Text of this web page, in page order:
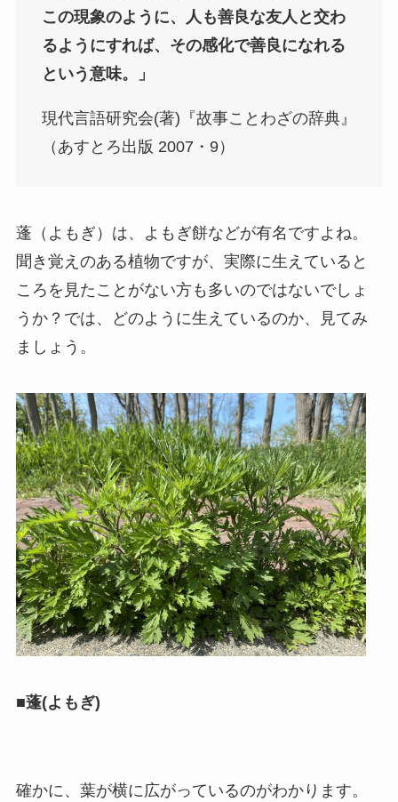
この現象のように、人も善良な友人と交わ
るようにすれば、その感化で善良になれる
という意味。」
現代言語研究会(著)『故事ことわざの辞典』
（あすとろ出版 2007・9）
蓬（よもぎ）は、よもぎ餅などが有名ですよね。
聞き覚えのある植物ですが、実際に生えていると
ころを見たことがない方も多いのではないでしょ
うか？では、どのように生えているのか、見てみ
ましょう。
■蓬(よもぎ)
確かに、葉が横に広がっているのがわかります。